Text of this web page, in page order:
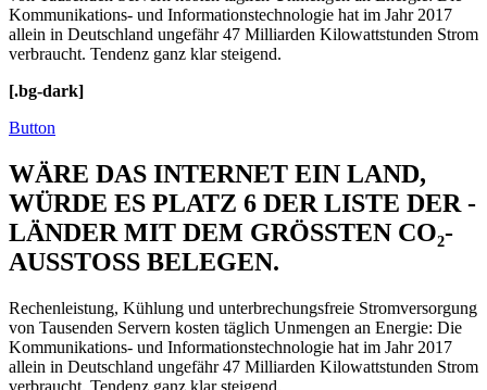
Kommunikations- und Informations­technologie hat im Jahr 2017
allein in Deutschland ungefähr 47 Milliarden Kilowattstunden Strom
verbraucht. Tendenz ganz klar steigend.
[.bg-dark]
Button
WÄRE DAS INTERNET EIN LAND,
WÜRDE ES PLATZ 6 DER LISTE DER ­
LÄNDER MIT DEM GRÖSSTEN CO₂-
AUSSTOSS BELEGEN.
Rechenleistung, Kühlung und unterbrechungsfreie Stromversorgung
von Tausenden Servern kosten täglich Unmengen an Energie: Die
Kommunikations- und Informations­technologie hat im Jahr 2017
allein in Deutschland ungefähr 47 Milliarden Kilowattstunden Strom
verbraucht. Tendenz ganz klar steigend.